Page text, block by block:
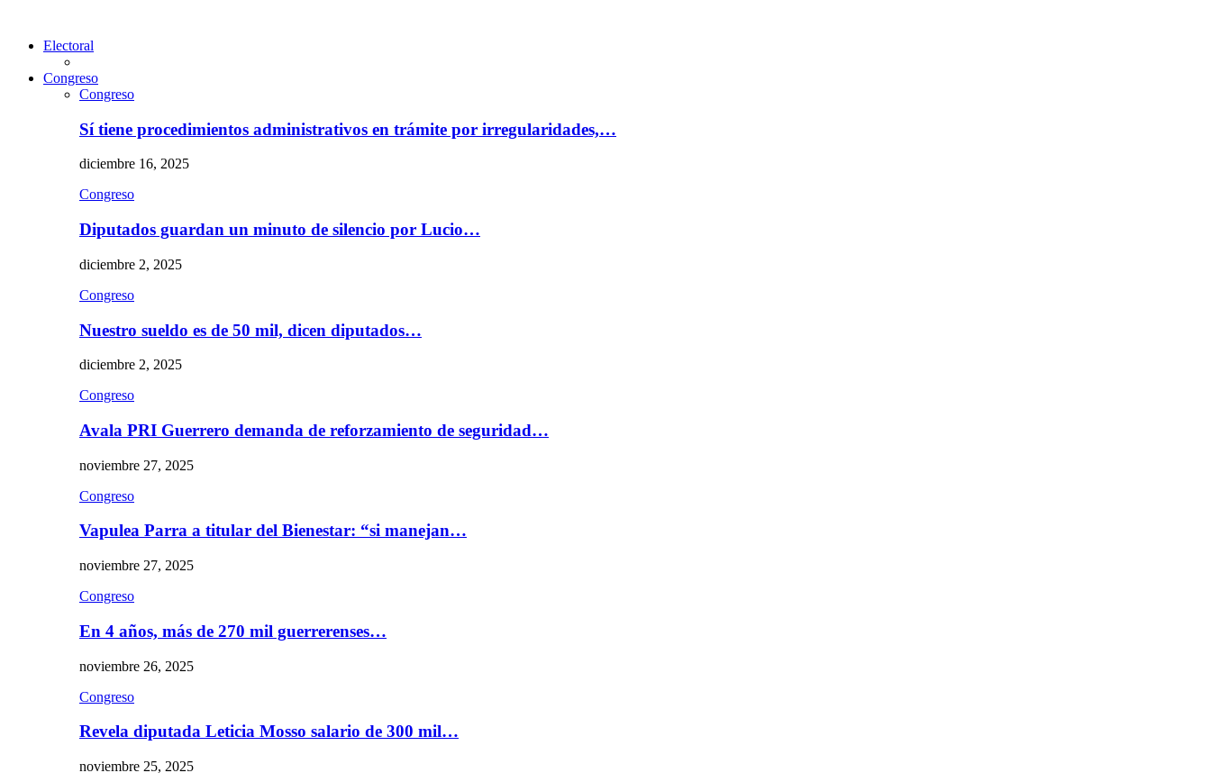
Electoral
Congreso
Congreso
Sí tiene procedimientos administrativos en trámite por irregularidades,…
diciembre 16, 2025
Congreso
Diputados guardan un minuto de silencio por Lucio…
diciembre 2, 2025
Congreso
Nuestro sueldo es de 50 mil, dicen diputados…
diciembre 2, 2025
Congreso
Avala PRI Guerrero demanda de reforzamiento de seguridad…
noviembre 27, 2025
Congreso
Vapulea Parra a titular del Bienestar: “si manejan…
noviembre 27, 2025
Congreso
En 4 años, más de 270 mil guerrerenses…
noviembre 26, 2025
Congreso
Revela diputada Leticia Mosso salario de 300 mil…
noviembre 25, 2025